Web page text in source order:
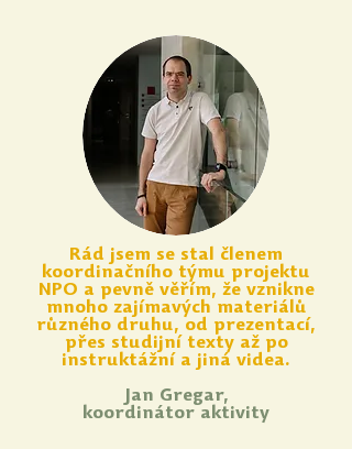
Rád jsem se stal členem
koordinačního týmu projektu
NPO a pevně věřím, že vznikne
mnoho zajímavých materiálů
různého druhu, od prezentací,
přes studijní texty až po
instruktážní a jiná videa.
Jan Gregar,
koordinátor aktivity